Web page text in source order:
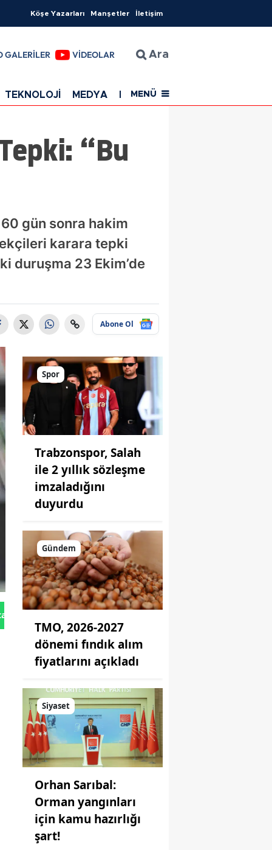
Köşe Yazarları Manşetler İletişim
GALERİLER VİDEOLAR Ara
TEKNOLOJİ MEDYA EĞİTİM SAĞLIK
MENÜ
“Bu
gün sonra hakim
karara tepki
duruşma 23 Ekim’de
Abone Ol
Gönder
Spor
Trabzonspor, Salah
ile 2 yıllık sözleşme
imzaladığını
duyurdu
Gündem
TMO, 2026-2027
dönemi fındık alım
fiyatlarını açıkladı
Siyaset
Orhan Sarıbal:
Orman yangınları
için kamu hazırlığı
şart!